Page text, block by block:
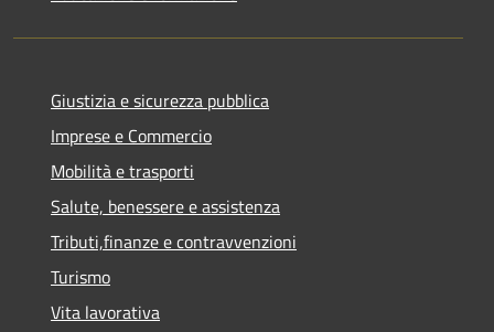
Giustizia e sicurezza pubblica
Imprese e Commercio
Mobilità e trasporti
Salute, benessere e assistenza
Tributi,finanze e contravvenzioni
Turismo
Vita lavorativa